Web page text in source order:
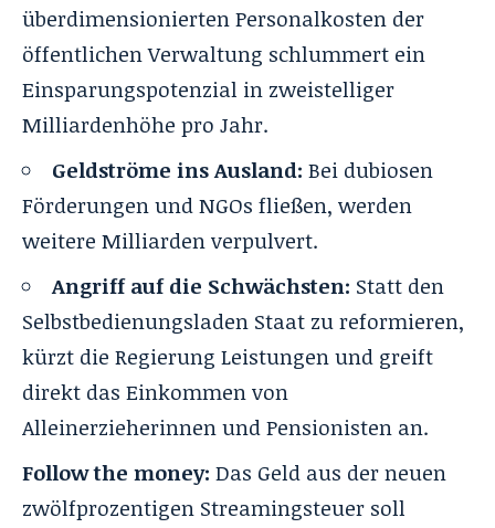
überdimensionierten Personalkosten der
öffentlichen Verwaltung schlummert ein
Einsparungspotenzial in zweistelliger
Milliardenhöhe pro Jahr.
Geldströme ins Ausland: Bei dubiosen
Förderungen und NGOs fließen, werden
weitere Milliarden verpulvert.
Angriff auf die Schwächsten: Statt den
Selbstbedienungsladen Staat zu reformieren,
kürzt die Regierung Leistungen und greift
direkt das Einkommen von
Alleinerzieherinnen und Pensionisten an.
Follow the money: Das Geld aus der neuen
zwölfprozentigen Streamingsteuer soll